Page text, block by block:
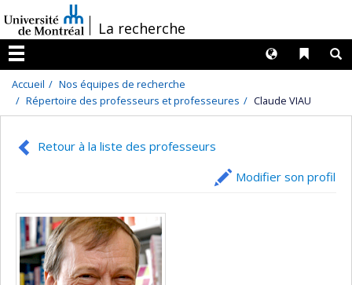
au
contenu
/La recherche
Menu
Liens
Langues
Accueil
Nos équipes de recherche
Répertoire des professeurs et professeures
Claude VIAU
Retour à la liste des professeurs
Modifier son profil